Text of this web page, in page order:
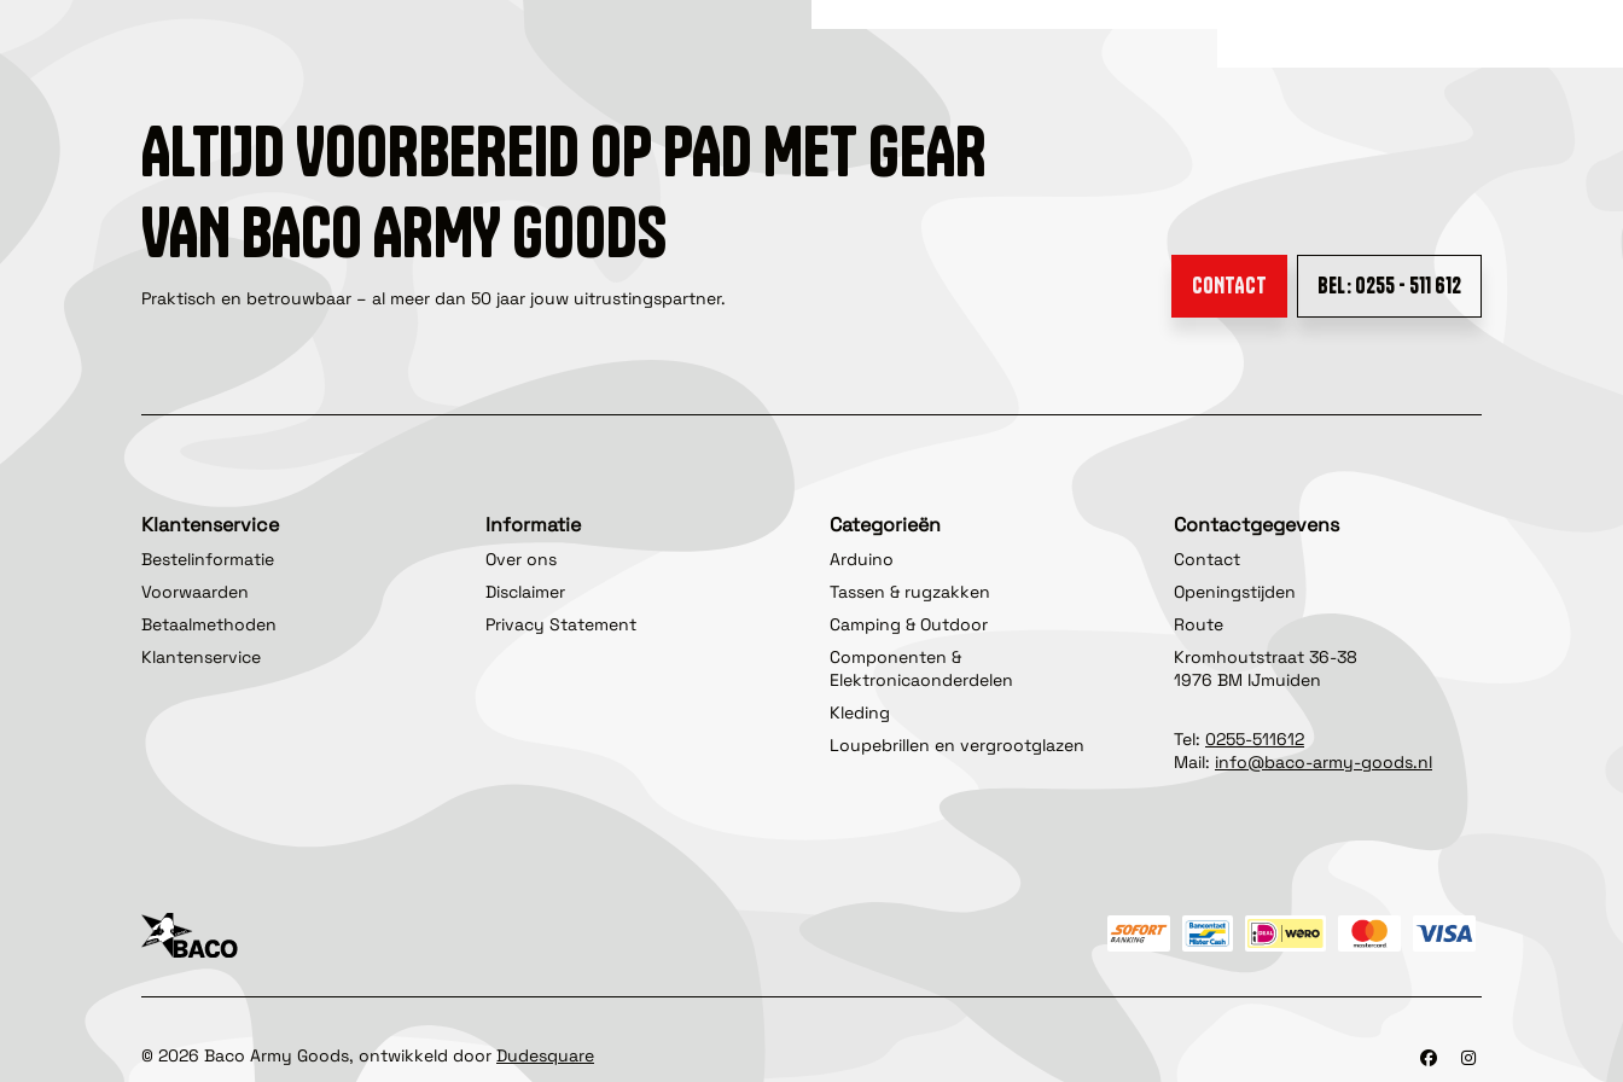
ALTIJD VOORBEREID OP PAD MET GEAR
VAN BACO ARMY GOODS
Praktisch en betrouwbaar – al meer dan 50 jaar jouw uitrustingspartner. CONTACT BEL: 0255 - 511 612
Klantenservice
Bestelinformatie
Voorwaarden
Betaalmethoden
Klantenservice
Informatie
Over ons
Disclaimer
Privacy Statement
Categorieën
Arduino
Tassen & rugzakken
Camping & Outdoor
Componenten &
Elektronicaonderdelen
Kleding
Loupebrillen en vergrootglazen
Contactgegevens
Contact
Openingstijden
Route
Kromhoutstraat 36-38
1976 BM IJmuiden
Tel: 0255-511612
Mail: info@baco-army-goods.nl
© 2026 Baco Army Goods, ontwikkeld doorDudesquare